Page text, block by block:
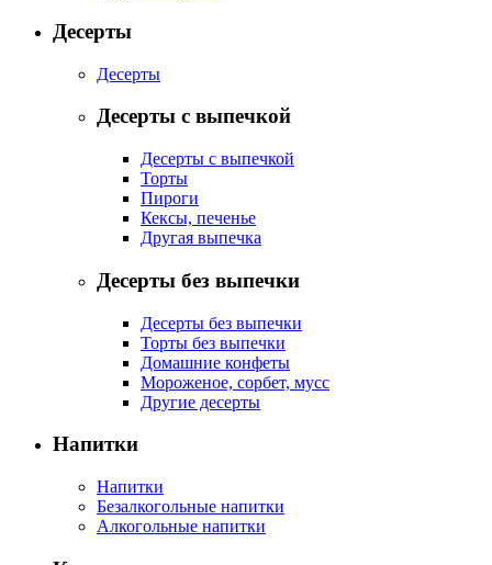
Десерты
Десерты
Десерты с выпечкой
Десерты с выпечкой
Торты
Пироги
Кексы, печенье
Другая выпечка
Десерты без выпечки
Десерты без выпечки
Торты без выпечки
Домашние конфеты
Мороженое, сорбет, мусс
Другие десерты
Напитки
Напитки
Безалкогольные напитки
Алкогольные напитки